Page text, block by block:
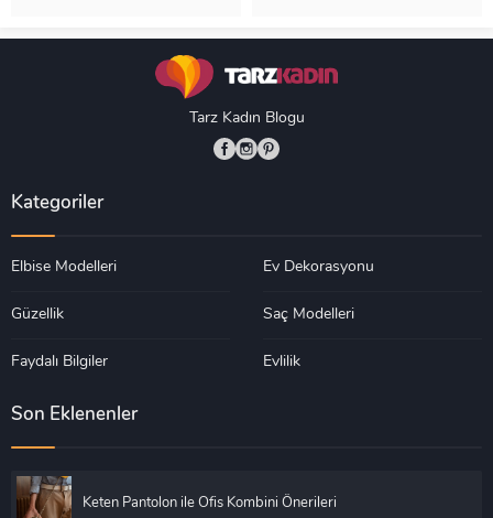
Tarz Kadın Blogu
Kategoriler
Elbise Modelleri Ev Dekorasyonu
Güzellik Saç Modelleri
Faydalı Bilgiler Evlilik
Son Eklenenler
Keten Pantolon ile Ofis Kombini Önerileri